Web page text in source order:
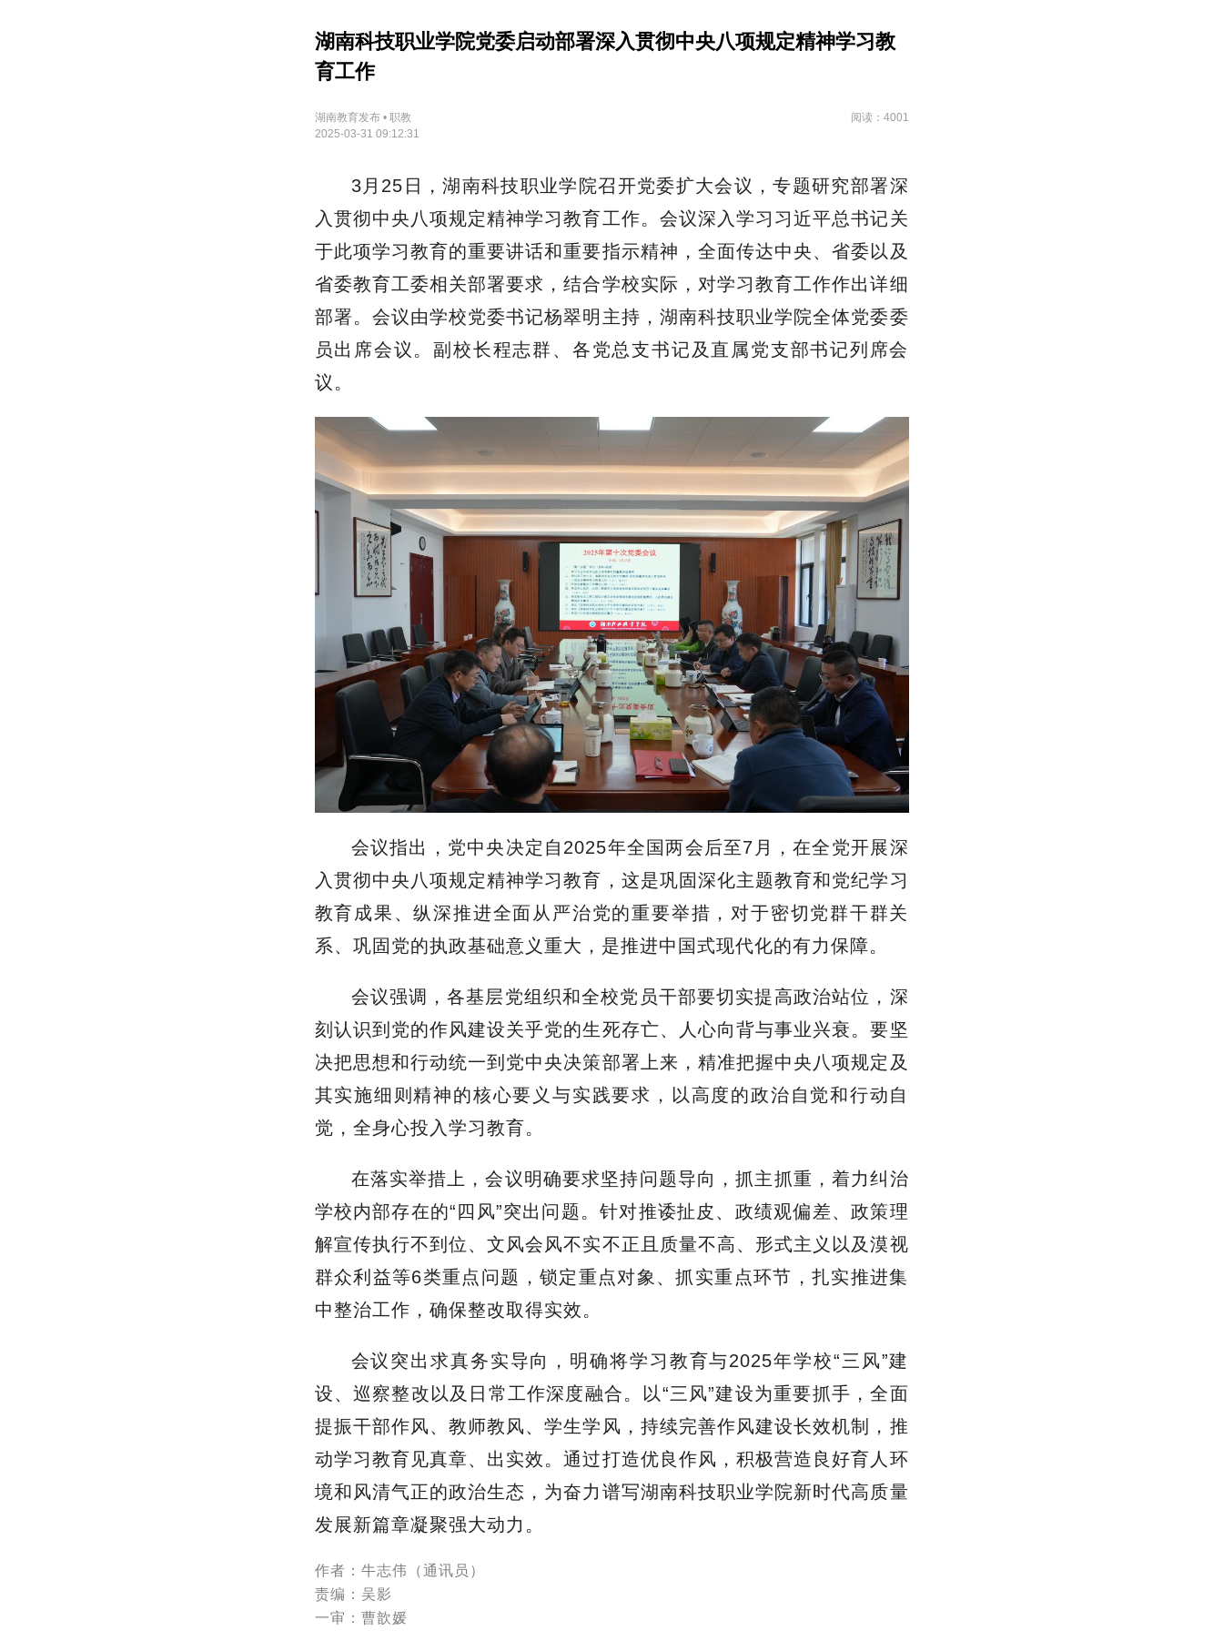
湖南科技职业学院党委启动部署深入贯彻中央八项规定精神学习教
育工作
湖南教育发布 • 职教
阅读：4001
2025-03-31 09:12:31
3月25日，湖南科技职业学院召开党委扩大会议，专题研究部署深
入贯彻中央八项规定精神学习教育工作。会议深入学习习近平总书记关
于此项学习教育的重要讲话和重要指示精神，全面传达中央、省委以及
省委教育工委相关部署要求，结合学校实际，对学习教育工作作出详细
部署。会议由学校党委书记杨翠明主持，湖南科技职业学院全体党委委
员出席会议。副校长程志群、各党总支书记及直属党支部书记列席会
议。
会议指出，党中央决定自2025年全国两会后至7月，在全党开展深
入贯彻中央八项规定精神学习教育，这是巩固深化主题教育和党纪学习
教育成果、纵深推进全面从严治党的重要举措，对于密切党群干群关
系、巩固党的执政基础意义重大，是推进中国式现代化的有力保障。
会议强调，各基层党组织和全校党员干部要切实提高政治站位，深
刻认识到党的作风建设关乎党的生死存亡、人心向背与事业兴衰。要坚
决把思想和行动统一到党中央决策部署上来，精准把握中央八项规定及
其实施细则精神的核心要义与实践要求，以高度的政治自觉和行动自
觉，全身心投入学习教育。
在落实举措上，会议明确要求坚持问题导向，抓主抓重，着力纠治
学校内部存在的“四风”突出问题。针对推诿扯皮、政绩观偏差、政策理
解宣传执行不到位、文风会风不实不正且质量不高、形式主义以及漠视
群众利益等6类重点问题，锁定重点对象、抓实重点环节，扎实推进集
中整治工作，确保整改取得实效。
会议突出求真务实导向，明确将学习教育与2025年学校“三风”建
设、巡察整改以及日常工作深度融合。以“三风”建设为重要抓手，全面
提振干部作风、教师教风、学生学风，持续完善作风建设长效机制，推
动学习教育见真章、出实效。通过打造优良作风，积极营造良好育人环
境和风清气正的政治生态，为奋力谱写湖南科技职业学院新时代高质量
发展新篇章凝聚强大动力。
作者：牛志伟（通讯员）
责编：吴影
一审：曹歆媛